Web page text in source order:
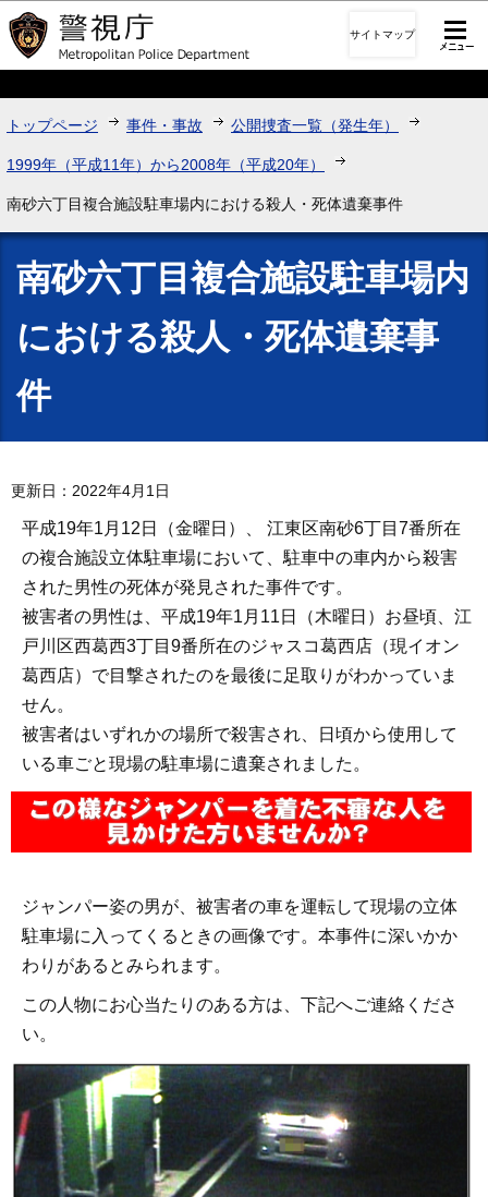
このページの本文へ移動
サイトマップ
トップページ 事件・事故 公開捜査一覧（発生年）
1999年（平成11年）から2008年（平成20年）
南砂六丁目複合施設駐車場内における殺人・死体遺棄事件
南砂六丁目複合施設駐車場内
における殺人・死体遺棄事
件
更新日：2022年4月1日
平成19年1月12日（金曜日）、 江東区南砂6丁目7番所在
の複合施設立体駐車場において、駐車中の車内から殺害
された男性の死体が発見された事件です。
被害者の男性は、平成19年1月11日（木曜日）お昼頃、江
戸川区西葛西3丁目9番所在のジャスコ葛西店（現イオン
葛西店）で目撃されたのを最後に足取りがわかっていま
せん。
被害者はいずれかの場所で殺害され、日頃から使用して
いる車ごと現場の駐車場に遺棄されました。
ジャンパー姿の男が、被害者の車を運転して現場の立体
駐車場に入ってくるときの画像です。本事件に深いかか
わりがあるとみられます。
この人物にお心当たりのある方は、下記へご連絡くださ
い。